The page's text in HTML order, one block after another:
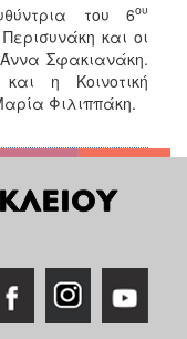
του 6ου
και οι
Σφακιανάκη.
η Κοινοτική
Φιλιππάκη.